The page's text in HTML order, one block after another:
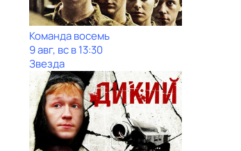
Команда восемь
9 авг, вс в 13:30
Звезда